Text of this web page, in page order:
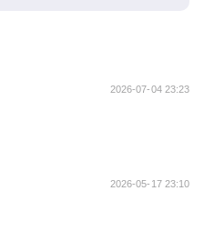
2026-07-04 23:23
2026-05-17 23:10